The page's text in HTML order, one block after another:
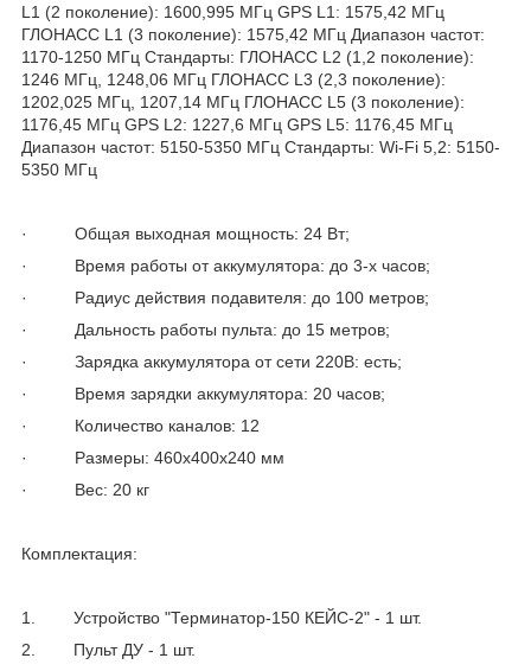
L1 (2 поколение): 1600,995 МГц GPS L1: 1575,42 МГц
ГЛОНАСС L1 (3 поколение): 1575,42 МГц Диапазон частот:
1170-1250 МГц Стандарты: ГЛОНАСС L2 (1,2 поколение):
1246 МГц, 1248,06 МГц ГЛОНАСС L3 (2,3 поколение):
1202,025 МГц, 1207,14 МГц ГЛОНАСС L5 (3 поколение):
1176,45 МГц GPS L2: 1227,6 МГц GPS L5: 1176,45 МГц
Диапазон частот: 5150-5350 МГц Стандарты: Wi-Fi 5,2: 5150-
5350 МГц
· Общая выходная мощность: 24 Вт;
· Время работы от аккумулятора: до 3-х часов;
· Радиус действия подавителя: до 100 метров;
· Дальность работы пульта: до 15 метров;
· Зарядка аккумулятора от сети 220В: есть;
· Время зарядки аккумулятора: 20 часов;
· Количество каналов: 12
· Размеры: 460x400x240 мм
· Вес: 20 кг
Комплектация:
1. Устройство "Терминатор-150 КЕЙС-2" - 1 шт.
2. Пульт ДУ - 1 шт.